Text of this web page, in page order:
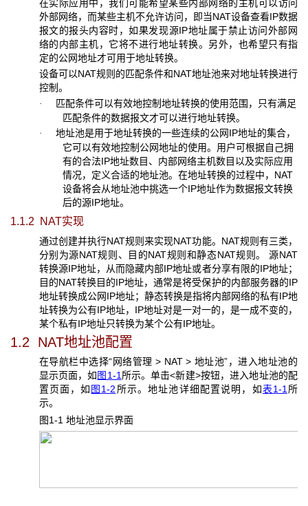
在实际应用中，我们可能希望某些内部网络的主机可以访问
外部网络，而某些主机不允许访问，即当NAT设备查看IP数据
报文的报头内容时，如果发现源IP地址属于禁止访问外部网
络的内部主机，它将不进行地址转换。另外，也希望只有指
定的公网地址才可用于地址转换。
设备可以NAT规则的匹配条件和NAT地址池来对地址转换进行
控制。
· 匹配条件可以有效地控制地址转换的使用范围，只有满足
匹配条件的数据报文才可以进行地址转换。
· 地址池是用于地址转换的一些连续的公网IP地址的集合，
它可以有效地控制公网地址的使用。用户可根据自己拥
有的合法IP地址数目、内部网络主机数目以及实际应用
情况，定义合适的地址池。在地址转换的过程中，NAT
设备将会从地址池中挑选一个IP地址作为数据报文转换
后的源IP地址。
1.1.2 NAT实现
通过创建并执行NAT规则来实现NAT功能。NAT规则有三类，
分别为源NAT规则、目的NAT规则和静态NAT规则。 源NAT
转换源IP地址，从而隐藏内部IP地址或者分享有限的IP地址；
目的NAT转换目的IP地址，通常是将受保护的内部服务器的IP
地址转换成公网IP地址；静态转换是指将内部网络的私有IP地
址转换为公有IP地址，IP地址对是一对一的，是一成不变的，
某个私有IP地址只转换为某个公有IP地址。
1.2 NAT地址池配置
在导航栏中选择“网络管理 > NAT > 地址池”，进入地址池的
显示页面，如图1-1 所示。单击<新建>按钮，进入地址池的配
置页面，如 图1-2 所示。地址池详细配置说明，如表1-1 所
示。
图1-1 地址池显示界面